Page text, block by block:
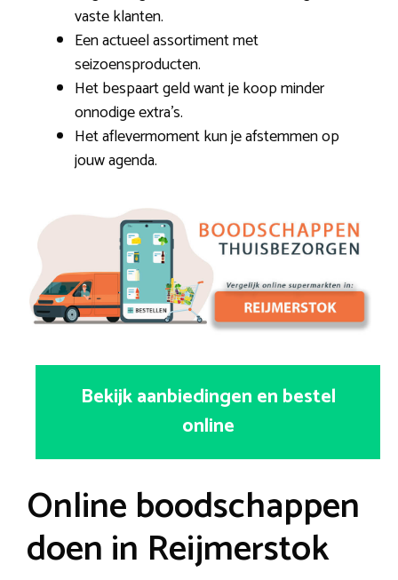
vaste klanten.
Een actueel assortiment met
seizoensproducten.
Het bespaart geld want je koop minder
onnodige extra’s.
Het aflevermoment kun je afstemmen op
jouw agenda.
Bekijk aanbiedingen en bestel
online
Online boodschappen
doen in Reijmerstok